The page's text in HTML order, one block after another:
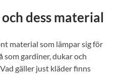
dess material
material som lämpar sig för
som gardiner, dukar och
gäller just kläder finns